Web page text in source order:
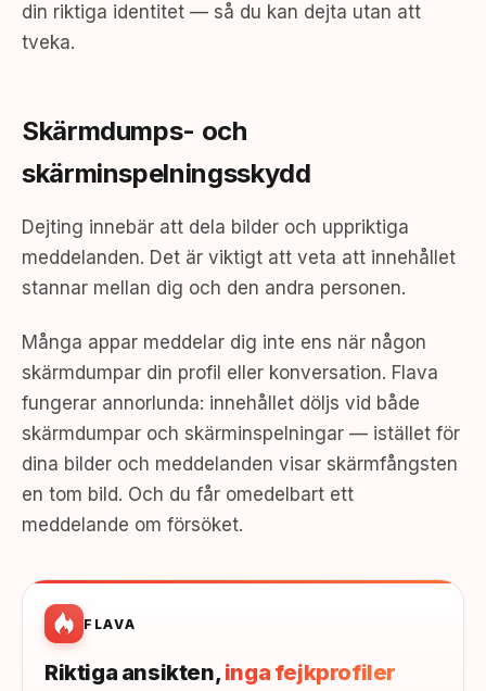
din riktiga identitet — så du kan dejta utan att
tveka.
Skärmdumps- och
skärminspelningsskydd
Dejting innebär att dela bilder och uppriktiga
meddelanden. Det är viktigt att veta att innehållet
stannar mellan dig och den andra personen.
Många appar meddelar dig inte ens när någon
skärmdumpar din profil eller konversation. Flava
fungerar annorlunda: innehållet döljs vid både
skärmdumpar och skärminspelningar — istället för
dina bilder och meddelanden visar skärmfångsten
en tom bild. Och du får omedelbart ett
meddelande om försöket.
FLAVA
Riktiga ansikten,inga fejkprofiler